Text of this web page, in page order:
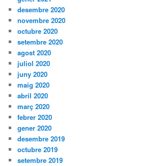
desembre 2020
novembre 2020
octubre 2020
setembre 2020
agost 2020
juliol 2020
juny 2020
maig 2020
abril 2020
març 2020
febrer 2020
gener 2020
desembre 2019
octubre 2019
setembre 2019